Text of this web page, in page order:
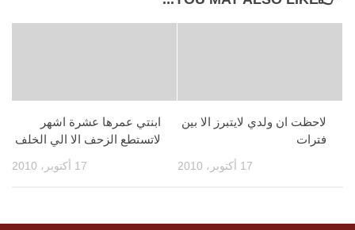
ابنتي عمرها عشرة اشهر
لاتستطع الزحف الا الي الخلف
17 أكتوبر، 2010
لاحظت ان ولدي لايتبرز الا بين
فترات
17 أكتوبر، 2010